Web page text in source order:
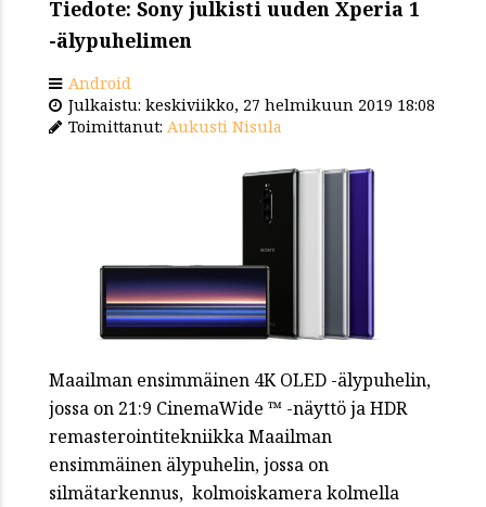
Tiedote: Sony julkisti uuden Xperia 1
-älypuhelimen
Android
Julkaistu: keskiviikko, 27 helmikuun 2019 18:08
Toimittanut: Aukusti Nisula
Maailman ensimmäinen 4K OLED -älypuhelin,
jossa on 21:9 CinemaWide ™ -näyttö ja HDR
remasterointitekniikka Maailman
ensimmäinen älypuhelin, jossa on
silmätarkennus, kolmoiskamera kolmella